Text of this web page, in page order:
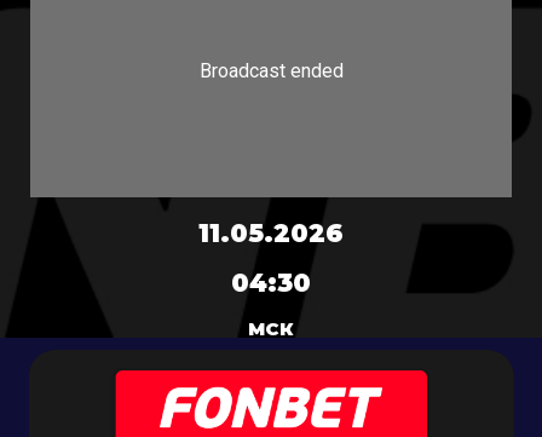
11.05.2026
04:30
МСК